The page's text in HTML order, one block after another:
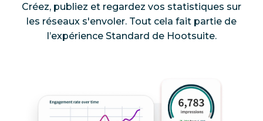
Créez, publiez et regardez vos statistiques sur
les réseaux s'envoler. Tout cela fait partie de
l’expérience Standard de Hootsuite.